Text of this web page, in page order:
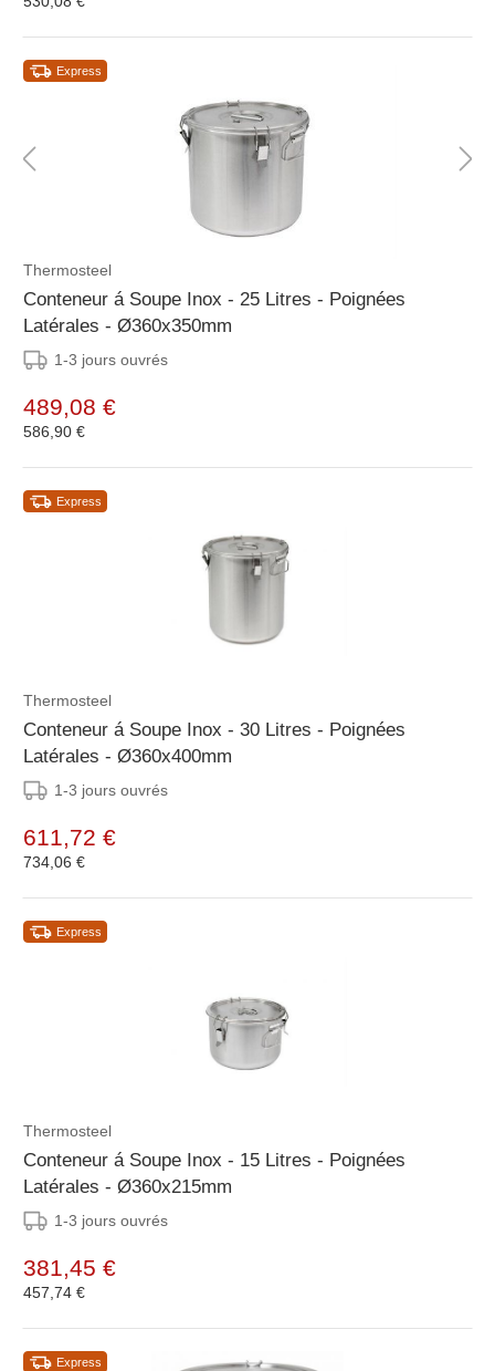
Express
Thermosteel
Conteneur á Soupe Inox - 25 Litres - Poignées
Latérales - Ø360x350mm
1-3 jours ouvrés
489,08 €
586,90 €
Express
Thermosteel
Conteneur á Soupe Inox - 30 Litres - Poignées
Latérales - Ø360x400mm
1-3 jours ouvrés
611,72 €
734,06 €
Express
Thermosteel
Conteneur á Soupe Inox - 15 Litres - Poignées
Latérales - Ø360x215mm
1-3 jours ouvrés
381,45 €
457,74 €
Express